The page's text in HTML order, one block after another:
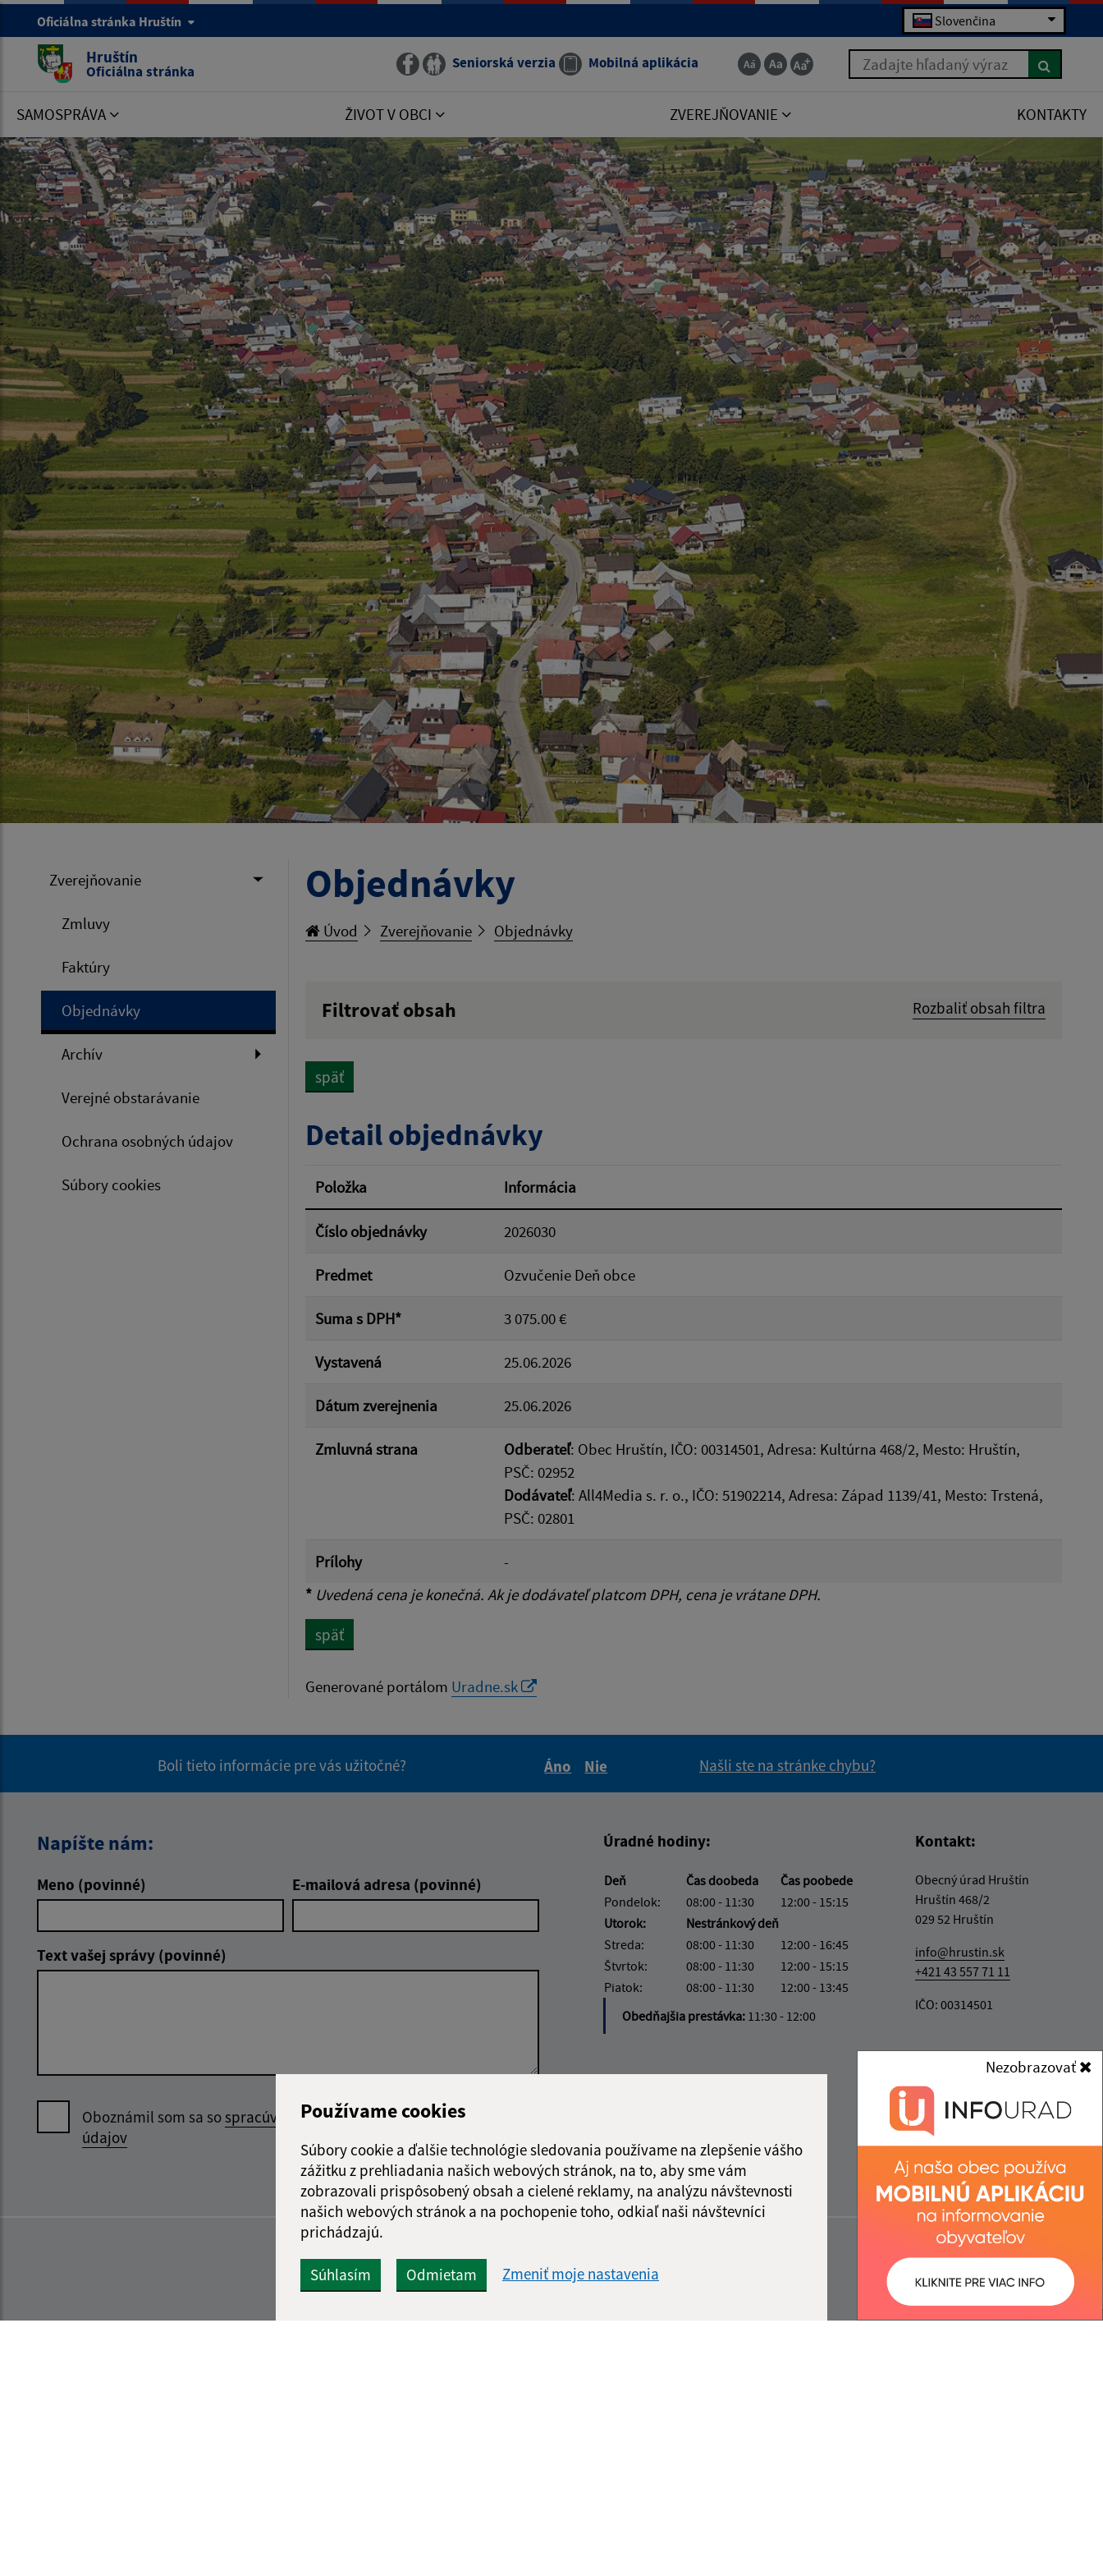
Používame cookies
Súbory cookie a ďalšie technológie sledovania používame na zlepšenie vášho
zážitku z prehliadania našich webových stránok, na to, aby sme vám
zobrazovali prispôsobený obsah a cielené reklamy, na analýzu návštevnosti
našich webových stránok a na pochopenie toho, odkiaľ naši návštevníci
prichádzajú.
Súhlasím Odmietam Zmeniť moje nastavenia
Nezobrazovať
Oficiálna stránka Hruštín Slovenčina
Hruštín
Oficiálna stránka Seniorská verzia Mobilná aplikácia Zadajte hľadaný výraz
SAMOSPRÁVA ŽIVOT V OBCI ZVEREJŇOVANIE KONTAKTY
Zverejňovanie
Zmluvy
Faktúry
Objednávky
Archív
Verejné obstarávanie
Ochrana osobných údajov
Súbory cookies
Objednávky
Úvod Zverejňovanie Objednávky
Filtrovať obsah
Rozbaliť obsah filtra
Suma od:
Filtrovať
späť
Detail objednávky
Položka Informácia
Číslo objednávky 2026030
Predmet Ozvučenie Deň obce
Suma s DPH* 3 075.00 €
Vystavená 25.06.2026
Dátum zverejnenia 25.06.2026
Zmluvná strana Odberateľ: Obec Hruštín, IČO: 00314501, Adresa: Kultúrna 468/2, Mesto: Hruštín,
PSČ: 02952
Dodávateľ: All4Media s. r. o., IČO: 51902214, Adresa: Západ 1139/41, Mesto: Trstená,
PSČ: 02801
Prílohy
-
* Uvedená cena je konečná. Ak je dodávateľ platcom DPH, cena je vrátane DPH.
späť
Generované portálom Uradne.sk
Boli tieto informácie pre vás užitočné?
Áno
Nie
Našli ste na stránke chybu?
Napíšte nám:
Meno (povinné) E-mailová adresa (povinné)
Text vašej správy (povinné)
Oboznámil som sa sospracúvaním osobných
údajov
Google reCaptcha Response
Odoslať
Úradné hodiny:
Deň Čas doobeda
Čas poobede
Pondelok:
08:00 - 11:30
12:00 - 15:15
Utorok:
Nestránkový deň
Streda:
08:00 - 11:30
12:00 - 16:45
Štvrtok:
08:00 - 11:30
12:00 - 15:15
Piatok:
08:00 - 11:30
12:00 - 13:45
Obedňajšia prestávka: 11:30 - 12:00
Kontakt:
Obecný úrad Hruštín
Hruštín 468/2
029 52 Hruštín
info@hrustin.sk
+421 43 557 71 11
IČO: 00314501